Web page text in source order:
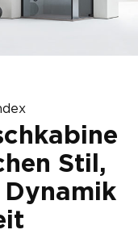
Stil,